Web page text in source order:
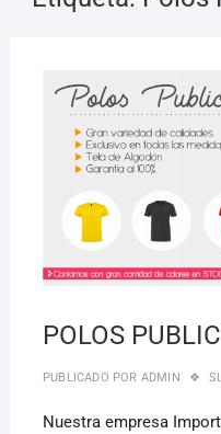
POLOS
PUBLICADO POR ADMIN
Nuestra empresa